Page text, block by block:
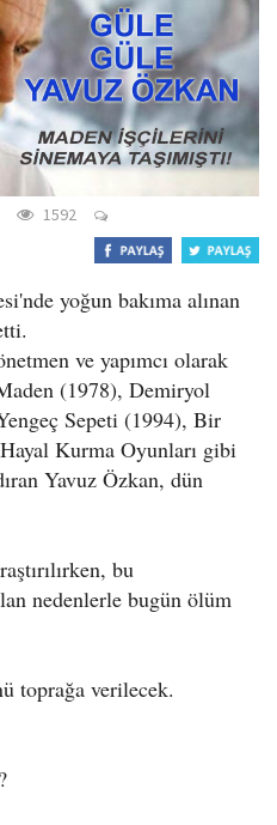
1592
yoğun bakıma alınan
ve yapımcı olarak
(1978), Demiryol
Sepeti (1994), Bir
Kurma Oyunları gibi
Yavuz Özkan, dün
bu
nedenlerle bugün ölüm
toprağa verilecek.